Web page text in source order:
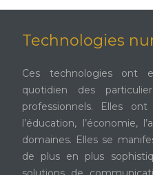
Technologies
Ces technologies ont
quotidien des
professionnels. Elles
l’éducation, l’économie,
domaines. Elles se
de plus en plus